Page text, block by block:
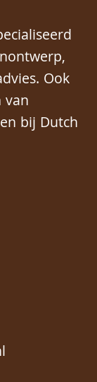
Ook
van
bij Dutch